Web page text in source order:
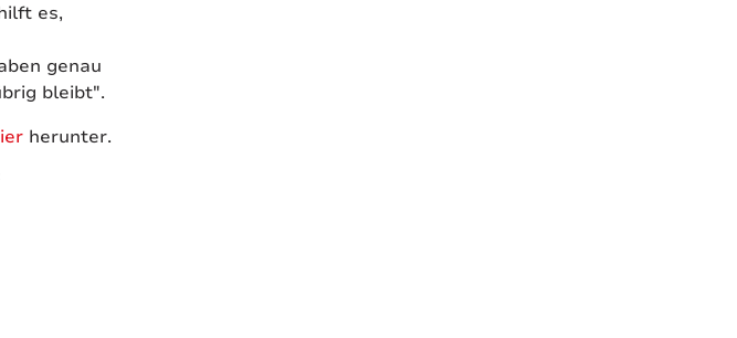
es,
genau
bleibt".
herunter.